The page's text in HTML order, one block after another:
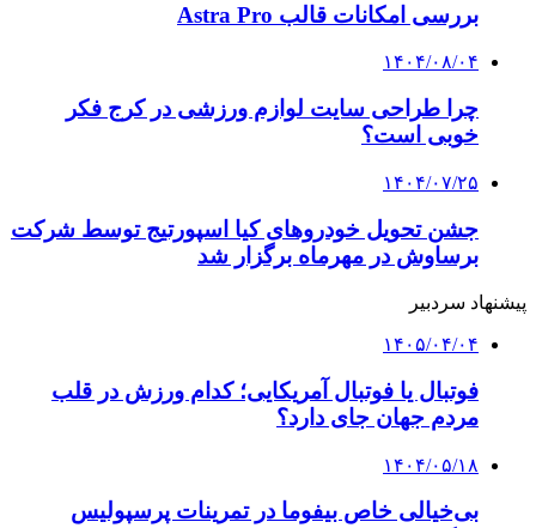
بررسی امکانات قالب Astra Pro
۱۴۰۴/۰۸/۰۴
چرا طراحی سایت لوازم ورزشی در کرج فکر
خوبی است؟
۱۴۰۴/۰۷/۲۵
جشن تحویل خودروهای کیا اسپورتیج توسط شرکت
برساوش در مهرماه برگزار شد
پیشنهاد سردبیر
۱۴۰۵/۰۴/۰۴
فوتبال یا فوتبال آمریکایی؛ کدام ورزش در قلب
مردم جهان جای دارد؟
۱۴۰۴/۰۵/۱۸
بی‌خیالی خاص بیفوما در تمرینات پرسپولیس